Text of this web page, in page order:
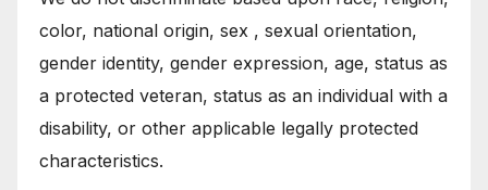
color, national origin, sex , sexual orientation,
gender identity, gender expression, age, status as
a protected veteran, status as an individual with a
disability, or other applicable legally protected
characteristics.